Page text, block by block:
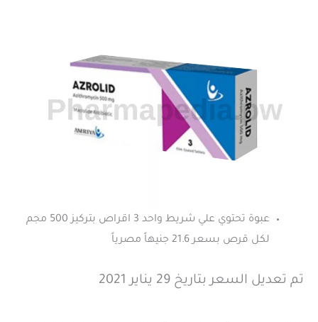
عبوة تحتوي علي شريط واحد 3 اقراص بتركيز 500 مجم
لكل قرص بسعر 21.6 جنيهاً مصرياً
تم تعديل السعر بتاريخ 29 يناير 2021